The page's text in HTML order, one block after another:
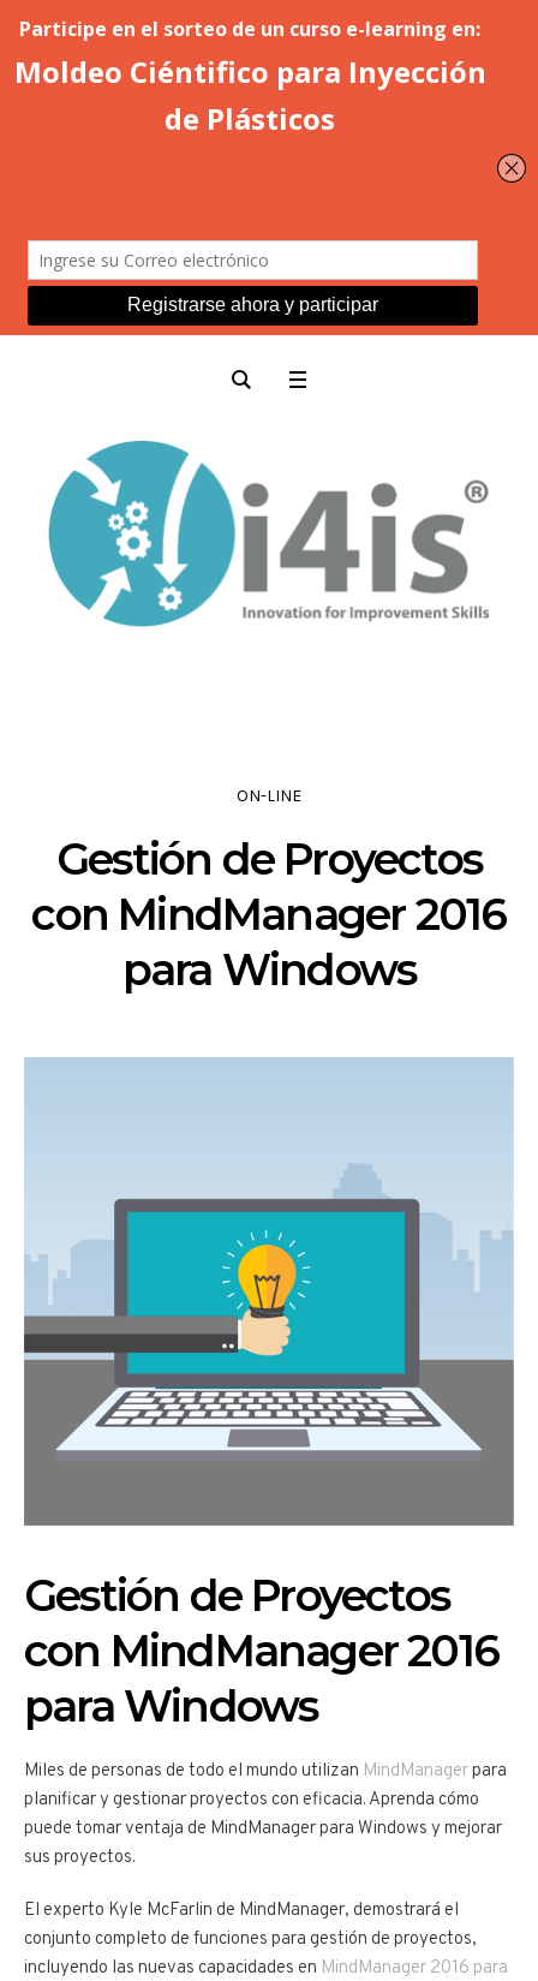
ON-LINE
Gestión de Proyectos
con MindManager 2016
para Windows
Gestión de Proyectos
con MindManager 2016
para Windows
Miles de personas de todo el mundo utilizan MindManagerpara
planificar y gestionar proyectos con eficacia. Aprenda cómo
puede tomar ventaja de MindManager para Windows y mejorar
sus proyectos.
El experto Kyle McFarlin de MindManager, demostrará el
conjunto completo de funciones para gestión de proyectos,
incluyendo las nuevas capacidades en MindManager 2016 para